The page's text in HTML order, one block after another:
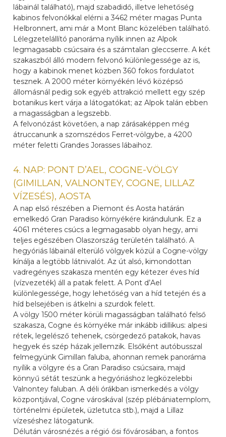
lábainál található), majd szabadidő, illetve lehetőség
kabinos felvonókkal elérni a 3462 méter magas Punta
Helbronnert, ami már a Mont Blanc közelében található.
Lélegzetelállító panoráma nyílik innen az Alpok
legmagasabb csúcsaira és a számtalan gleccserre. A két
szakaszból álló modern felvonó különlegessége az is,
hogy a kabinok menet közben 360 fokos fordulatot
tesznek. A 2000 méter környékén lévő középső
állomásnál pedig sok egyéb attrakció mellett egy szép
botanikus kert várja a látogatókat; az Alpok talán ebben
a magasságban a legszebb.
A felvonózást követően, a nap zárásaképpen még
átruccanunk a szomszédos Ferret-völgybe, a 4200
méter feletti Grandes Jorasses lábaihoz.
4. NAP: PONT D’AEL, COGNE-VÖLGY
(GIMILLAN, VALNONTEY, COGNE, LILLAZ
VÍZESÉS), AOSTA
A nap első részében a Piemont és Aosta határán
emelkedő Gran Paradiso környékére kirándulunk. Ez a
4061 méteres csúcs a legmagasabb olyan hegy, ami
teljes egészében Olaszország területén található. A
hegyóriás lábainál elterülő völgyek közül a Cogne-völgy
kínálja a legtöbb látnivalót. Az út alsó, kimondottan
vadregényes szakasza mentén egy kétezer éves híd
(vízvezeték) áll a patak felett. A Pont d’Ael
különlegessége, hogy lehetőség van a híd tetején és a
híd belsejében is átkelni a szurdok felett.
A völgy 1500 méter körüli magasságban található felső
szakasza, Cogne és környéke már inkább idillikus: alpesi
rétek, legelésző tehenek, csörgedező patakok, havas
hegyek és szép házak jellemzik. Elsőként autóbusszal
felmegyünk Gimillan faluba, ahonnan remek panoráma
nyílik a völgyre és a Gran Paradiso csúcsaira, majd
könnyű sétát teszünk a hegyóriáshoz legközelebbi
Valnontey faluban. A déli órákban ismerkedés a völgy
központjával, Cogne városkával (szép plébániatemplom,
történelmi épületek, üzletutca stb.), majd a Lillaz
vízeséshez látogatunk.
Délután városnézés a régió ősi fővárosában, a fontos